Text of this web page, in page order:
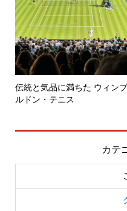
伝統と気品に満ちた ウィンブ
ルドン・テニス
カテ